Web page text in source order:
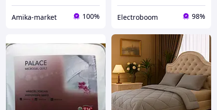
Amika-market 100% Electroboom 98%